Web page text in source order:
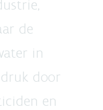
de
in
door
en